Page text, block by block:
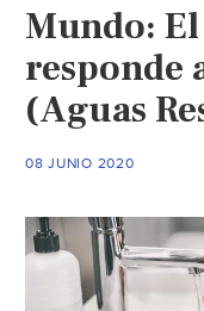
Mundo:
responde
(Aguas
08 JUNIO 2020